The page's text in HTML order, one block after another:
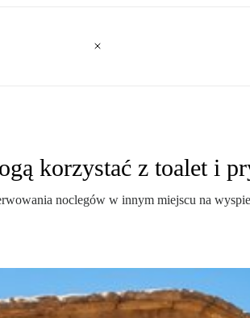
korzystać z toalet i
noclegów w innym miejscu na